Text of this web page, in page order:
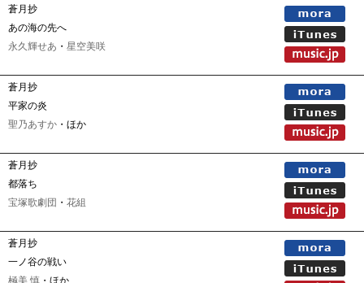
蒼月抄
あの海の先へ
永久輝せあ ・ 星空美咲
蒼月抄
平家の炎
聖乃あすか ・ほか
蒼月抄
都落ち
宝塚歌劇団 ・ 花組
蒼月抄
一ノ谷の戦い
極美 慎 ・ほか